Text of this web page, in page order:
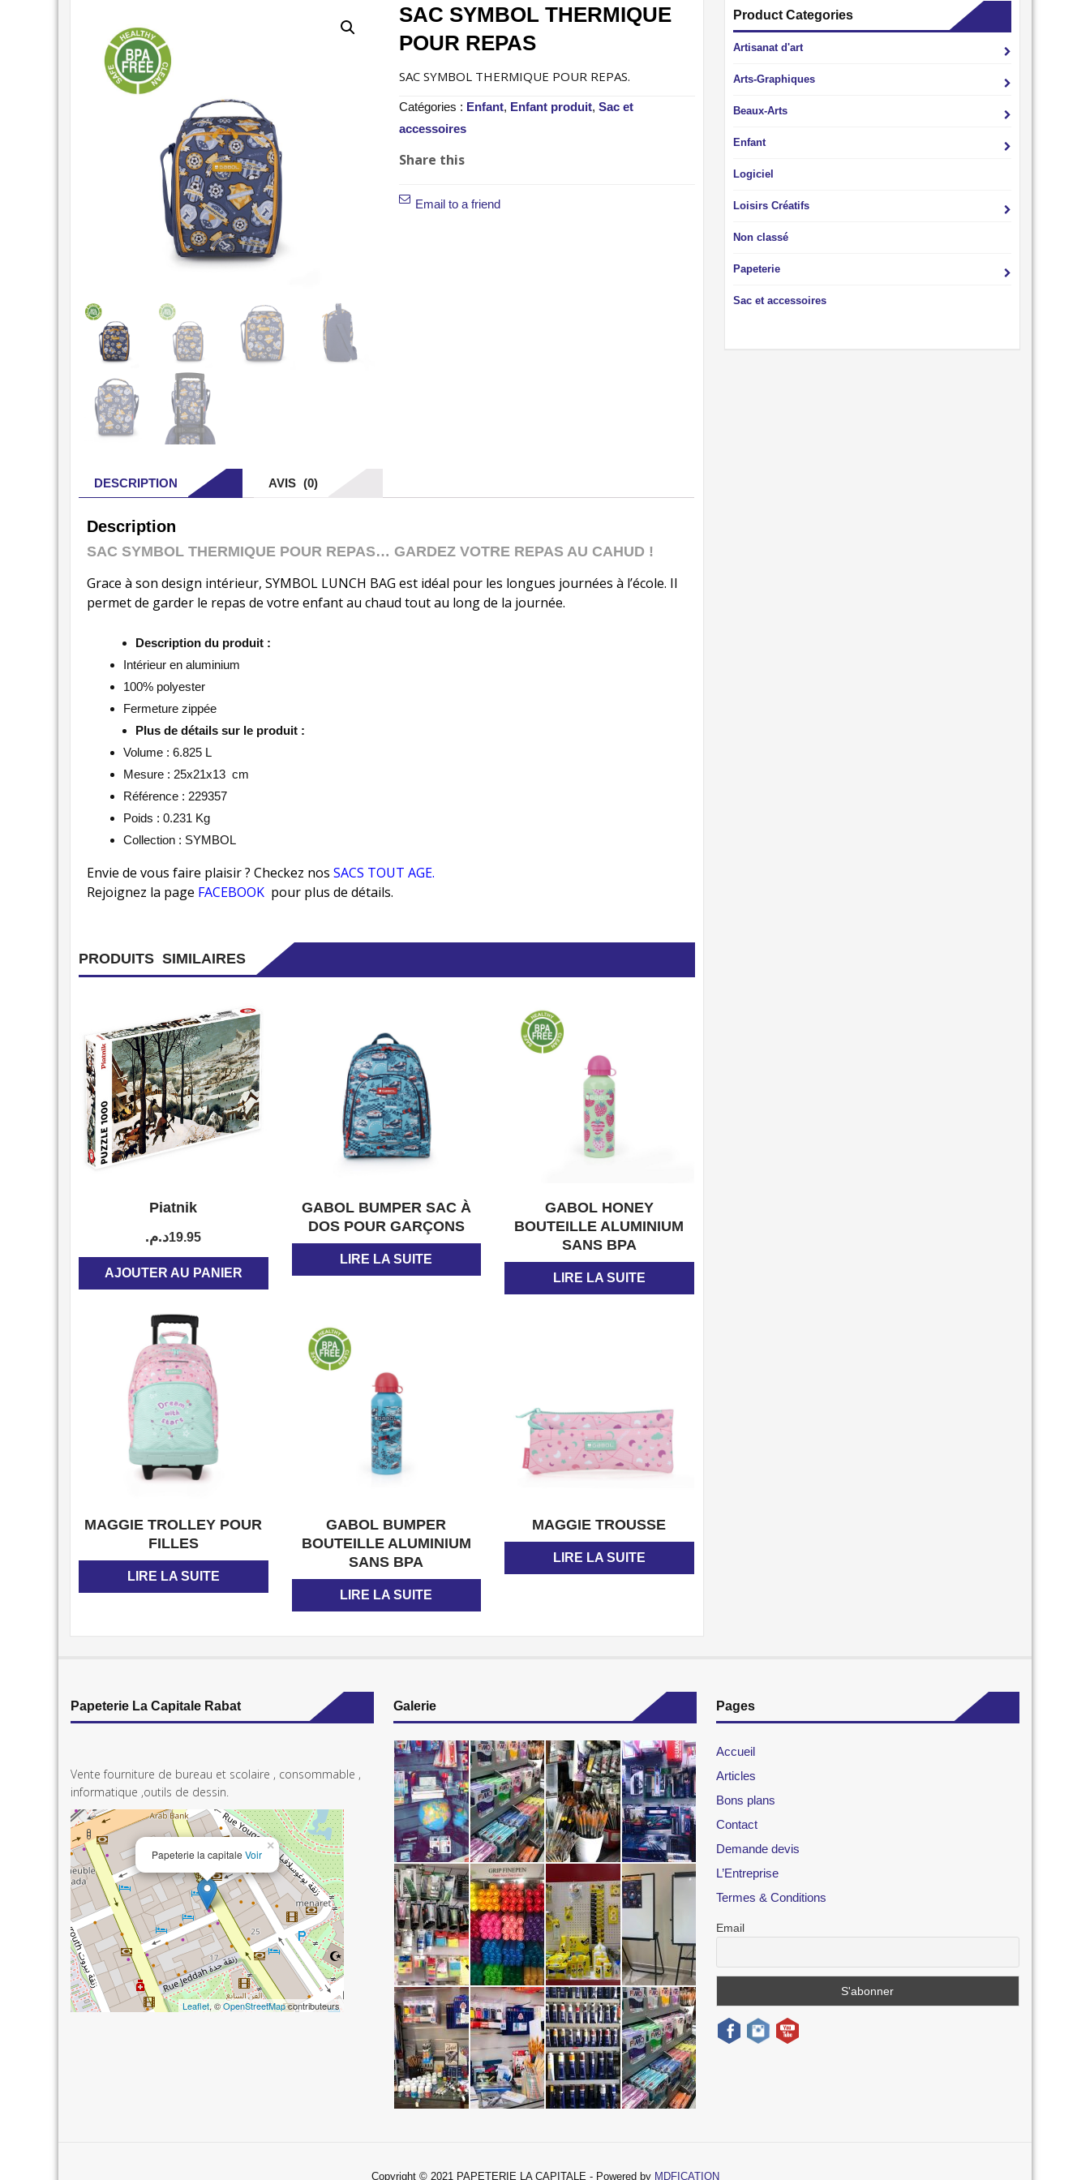
SAC SYMBOL THERMIQUE
POUR REPAS
SAC SYMBOL THERMIQUE POUR REPAS.
Catégories : Enfant, Enfant produit,Sac et
accessoires
Share this
Email to a friend
DESCRIPTION AVIS (0)
Description
SAC SYMBOL THERMIQUE POUR REPAS… GARDEZ VOTRE REPAS AU CAHUD !
Grace à son design intérieur, SYMBOL LUNCH BAG est idéal pour les longues journées à l’école. Il
permet de garder le repas de votre enfant au chaud tout au long de la journée.
Description du produit :
Intérieur en aluminium
100% polyester
Fermeture zippée
Plus de détails sur le produit :
Volume : 6.825 L
Mesure : 25x21x13 cm
Référence : 229357
Poids : 0.231 Kg
Collection : SYMBOL
Envie de vous faire plaisir ? Checkez nos SACS TOUT AGE.
Rejoignez la page FACEBOOK pour plus de détails.
PRODUITS SIMILAIRES
Piatnik
19.95د.م.
AJOUTER AU PANIER
APERÇU
GABOL BUMPER SAC À
DOS POUR GARÇONS
LIRE LA SUITE
GABOL HONEY
BOUTEILLE ALUMINIUM
SANS BPA
LIRE LA SUITE
MAGGIE TROLLEY POUR
FILLES
LIRE LA SUITE
GABOL BUMPER
BOUTEILLE ALUMINIUM
SANS BPA
LIRE LA SUITE
MAGGIE TROUSSE
LIRE LA SUITE
Product Categories
Artisanat d'art
Arts-Graphiques
Beaux-Arts
Enfant
Logiciel
Loisirs Créatifs
Non classé
Papeterie
Sac et accessoires
Papeterie La Capitale Rabat
Vente fourniture de bureau et scolaire , consommable ,
informatique ,outils de dessin.
Papeterie la capitaleVoir
×
Leaflet, ©OpenStreetMapcontributeurs
Galerie Pages
Accueil
Articles
Bons plans
Contact
Demande devis
L’Entreprise
Termes & Conditions
Email
Copyright © 2021 PAPETERIE LA CAPITALE - Powered by MDFICATION